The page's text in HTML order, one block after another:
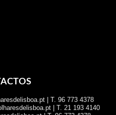
| T. 96 773 4378
| T. 21 193 4140